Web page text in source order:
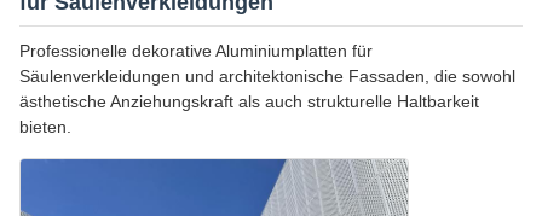
Professionelle dekorative Aluminiumplatten für
Säulenverkleidungen und architektonische Fassaden, die sowohl
ästhetische Anziehungskraft als auch strukturelle Haltbarkeit
bieten.